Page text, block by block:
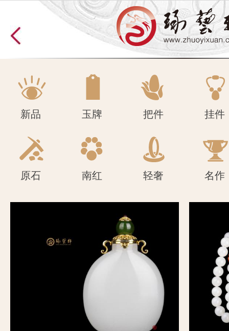
原石 南红 轻奢 名作
新品 玉牌 把件 挂件
原石 南红 轻奢 名作